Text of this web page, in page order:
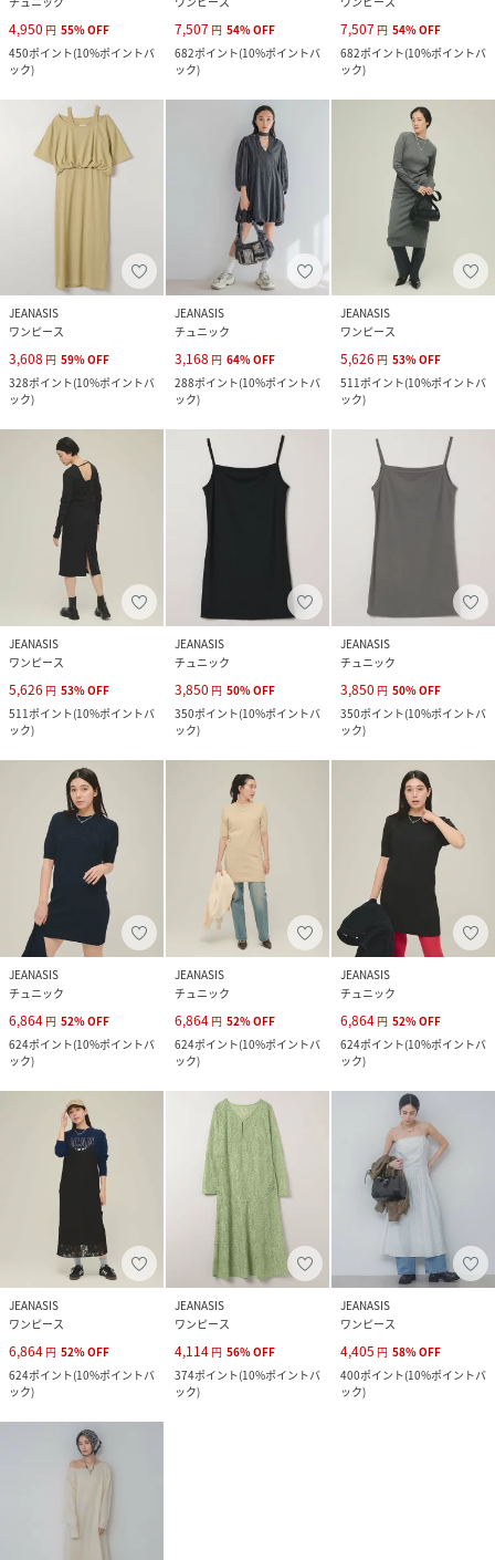
4,950 円 55%OFF
450ポイント(10%ポイントバ
ック)
7,507 円 54%OFF
682ポイント(10%ポイントバ
ック)
7,507 円 54%OFF
682ポイント(10%ポイントバ
ック)
JEANASIS
ワンピース
3,608 円 59%OFF
328ポイント(10%ポイントバ
ック)
JEANASIS
チュニック
3,168 円 64%OFF
288ポイント(10%ポイントバ
ック)
JEANASIS
ワンピース
5,626 円 53%OFF
511ポイント(10%ポイントバ
ック)
JEANASIS
ワンピース
5,626 円 53%OFF
511ポイント(10%ポイントバ
ック)
JEANASIS
チュニック
3,850 円 50%OFF
350ポイント(10%ポイントバ
ック)
JEANASIS
チュニック
3,850 円 50%OFF
350ポイント(10%ポイントバ
ック)
JEANASIS
チュニック
6,864 円 52%OFF
624ポイント(10%ポイントバ
ック)
JEANASIS
チュニック
6,864 円 52%OFF
624ポイント(10%ポイントバ
ック)
JEANASIS
チュニック
6,864 円 52%OFF
624ポイント(10%ポイントバ
ック)
JEANASIS
ワンピース
6,864 円 52%OFF
624ポイント(10%ポイントバ
ック)
JEANASIS
ワンピース
4,114 円 56%OFF
374ポイント(10%ポイントバ
ック)
JEANASIS
ワンピース
4,405 円 58%OFF
400ポイント(10%ポイントバ
ック)